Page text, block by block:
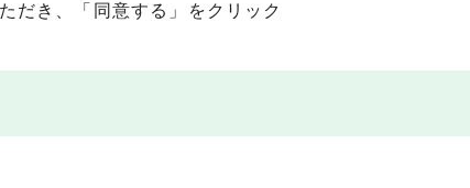
だき、「同意する」をクリック